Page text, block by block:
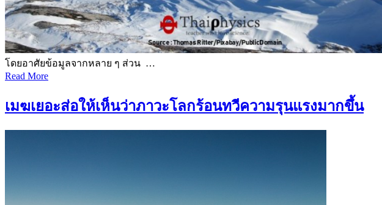
โดยอาศัยข้อมูลจากหลาย ๆ ส่วน …
Read More
เมฆเยอะส่อให้เห็นว่าภาวะโลกร้อนทวีความรุนแรงมากขึ้น